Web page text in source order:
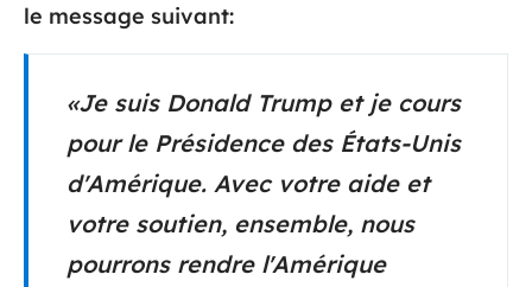
le message suivant:
«Je suis Donald Trump et je cours
pour le Présidence des États-Unis
d'Amérique. Avec votre aide et
votre soutien, ensemble, nous
pourrons rendre l'Amérique